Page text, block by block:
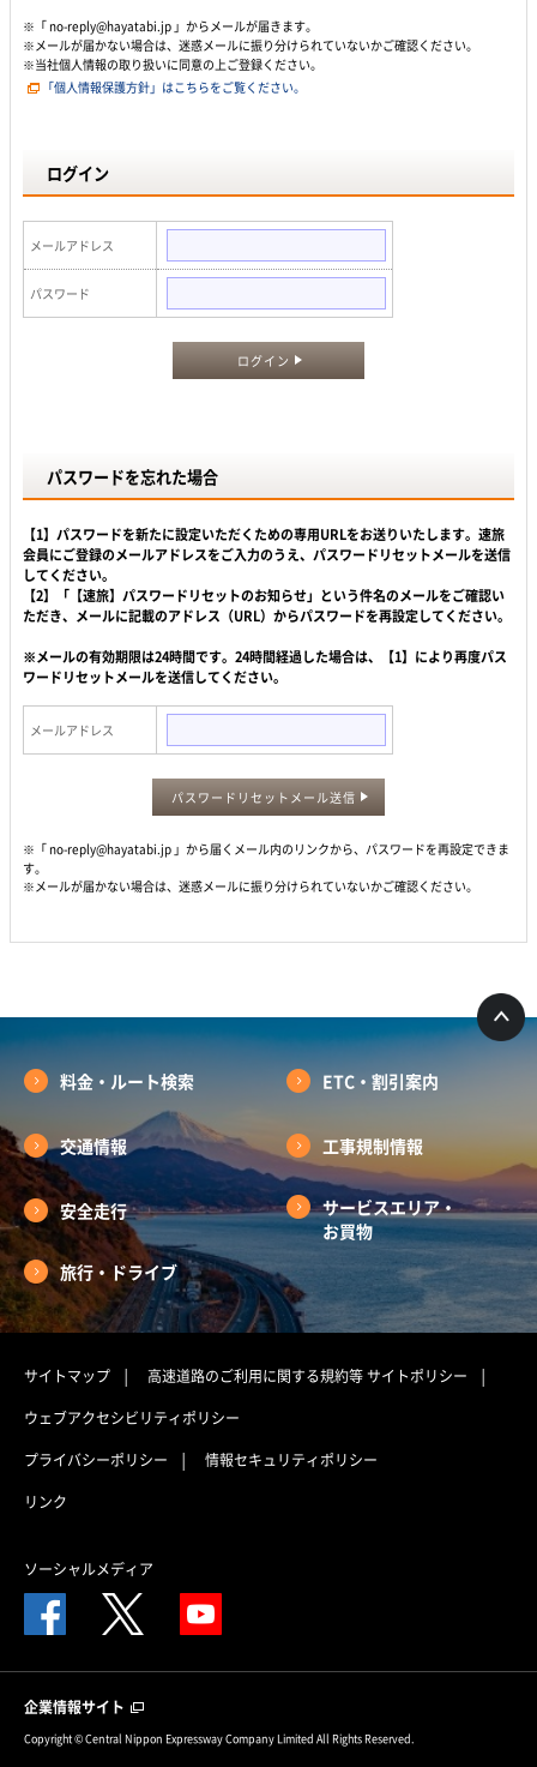
※「 no-reply@hayatabi.jp 」からメールが届きます。
※メールが届かない場合は、迷惑メールに振り分けられていないかご確認ください。
※当社個人情報の取り扱いに同意の上ご登録ください。
「個人情報保護方針」はこちらをご覧ください。
ログイン
メールアドレス
パスワード
ログイン
パスワードを忘れた場合
【1】パスワードを新たに設定いただくための専用URLをお送りいたします。速旅
会員にご登録のメールアドレスをご入力のうえ、パスワードリセットメールを送信
してください。
【2】「【速旅】パスワードリセットのお知らせ」という件名のメールをご確認い
ただき、メールに記載のアドレス（URL）からパスワードを再設定してください。
※メールの有効期限は24時間です。24時間経過した場合は、【1】により再度パス
ワードリセットメールを送信してください。
メールアドレス
パスワードリセットメール送信
※「 no-reply@hayatabi.jp 」から届くメール内のリンクから、パスワードを再設定できま
す。
※メールが届かない場合は、迷惑メールに振り分けられていないかご確認ください。
料金・ルート検索 ETC・割引案内
交通情報 工事規制情報
安全走行
サービスエリア・
お買物
旅行・ドライブ
サイトマップ 高速道路のご利用に関する規約等サイトポリシー
ウェブアクセシビリティポリシー
プライバシーポリシー
情報セキュリティポリシー
リンク
ソーシャルメディア
企業情報サイト
Copyright © Central Nippon Expressway Company Limited All Rights Reserved.